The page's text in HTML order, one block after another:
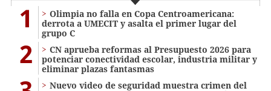
1
Olimpia no falla en Copa Centroamericana:
derrota a UMECIT y asalta el primer lugar del
grupo C
2
CN aprueba reformas al Presupuesto 2026 para
potenciar conectividad escolar, industria militar y
eliminar plazas fantasmas
Nuevo video de seguridad muestra crimen del